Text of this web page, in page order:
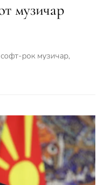
музичар
рок музичар,